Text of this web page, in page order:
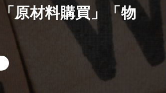
原材料購買」「物